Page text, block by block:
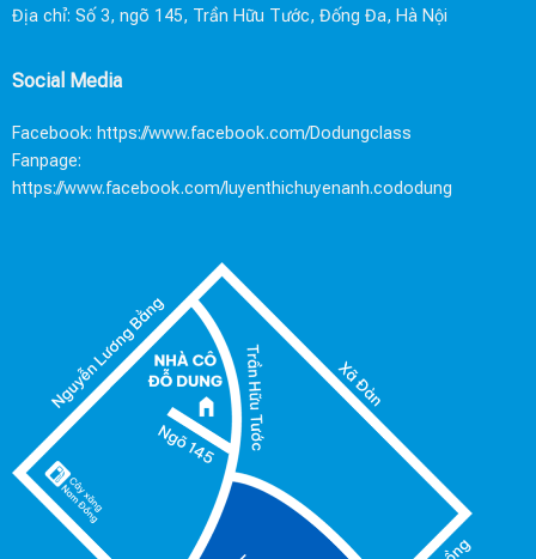
Địa chỉ: Số 3, ngõ 145, Trần Hữu Tước, Đống Đa, Hà Nội
Social Media
Facebook: https://www.facebook.com/Dodungclass
Fanpage:
https://www.facebook.com/luyenthichuyenanh.cododung